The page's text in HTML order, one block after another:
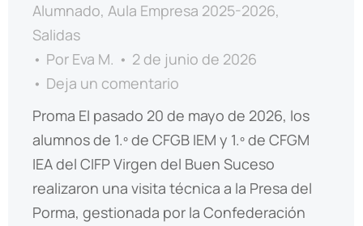
Alumnado, Aula Empresa 2025-2026,
Salidas
Por Eva M.
2 de junio de 2026
Deja un comentario
Proma El pasado 20 de mayo de 2026, los
alumnos de 1.º de CFGB IEM y 1.º de CFGM
IEA del CIFP Virgen del Buen Suceso
realizaron una visita técnica a la Presa del
Porma, gestionada por la Confederación